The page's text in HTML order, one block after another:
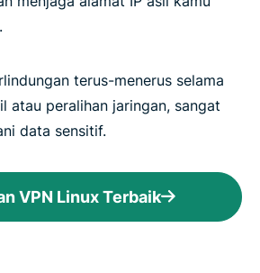
terus-menerus selama
atau peralihan jaringan, sangat
data sensitif.
VPN Linux Terbaik